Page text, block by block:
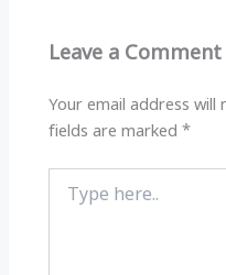
p m o
k
Leave a Comment
Your email address will
fields are marked*
here..